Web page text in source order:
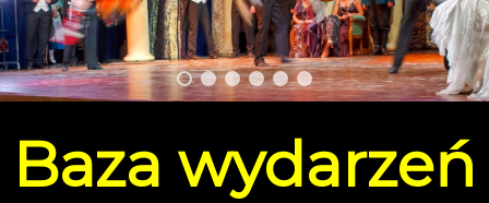
Baza wydarzeń